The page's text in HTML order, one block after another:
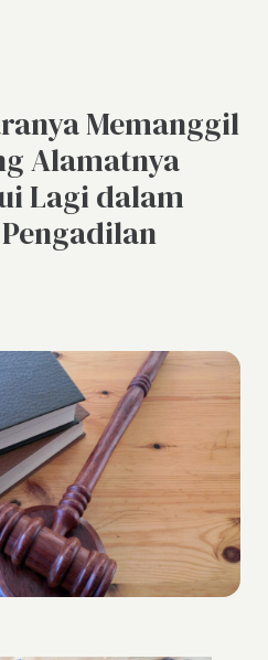
Memanggil
Alamatnya
Lagi dalam